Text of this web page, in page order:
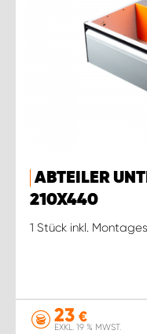
ABTEILER
210X440
1 Stück inkl.
23 €
EXKL. 19 % MWST.